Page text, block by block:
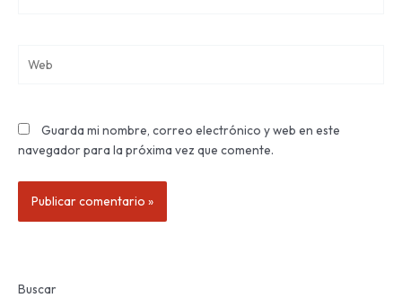
Guarda mi nombre, correo electrónico y web en este
navegador para la próxima vez que comente.
Buscar